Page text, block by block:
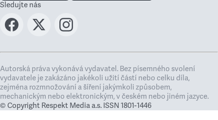
Sledujte nás
Autorská práva vykonává vydavatel. Bez písemného svolení
vydavatele je zakázáno jakékoli užití částí nebo celku díla,
zejména rozmnožování a šíření jakýmkoli způsobem,
mechanickým nebo elektronickým, v českém nebo jiném jazyce.
© Copyright Respekt Media a.s. ISSN 1801-1446